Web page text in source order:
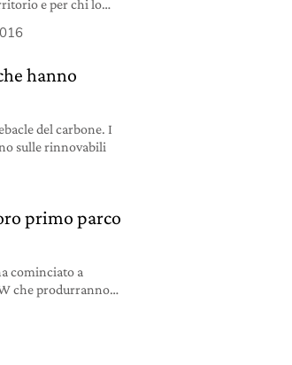
e per chi lo
sconsiderato
hanno
del carbone. I
sulle rinnovabili
primo parco
cominciato a
che produrranno